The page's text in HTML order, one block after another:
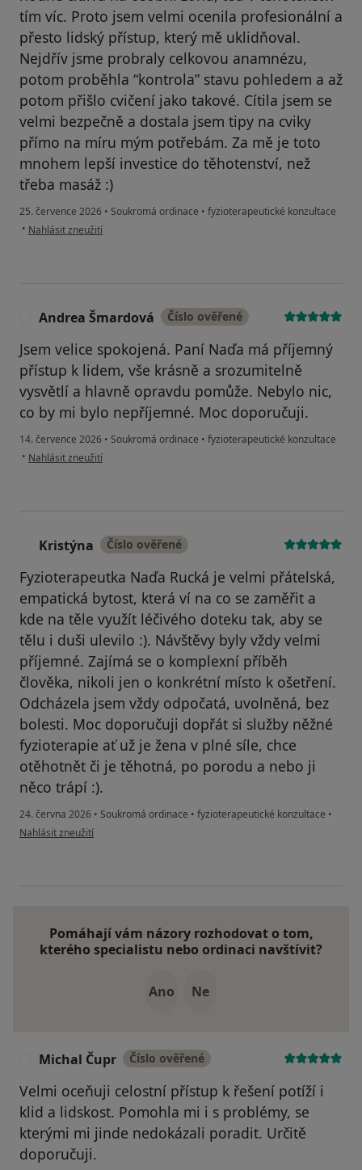
tím víc. Proto jsem velmi ocenila profesionální a
přesto lidský přístup, který mě uklidňoval.
Nejdřív jsme probraly celkovou anamnézu,
potom proběhla “kontrola” stavu pohledem a až
potom přišlo cvičení jako takové. Cítila jsem se
velmi bezpečně a dostala jsem tipy na cviky
přímo na míru mým potřebám. Za mě je toto
mnohem lepší investice do těhotenství, než
třeba masáž :)
25. července 2026 • Soukromá ordinace • fyzioterapeutické konzultace
• podle názoru uživatele A.S.
Nahlásit zneužití
Andrea Šmardová Číslo ověřené
Jsem velice spokojená. Paní Naďa má příjemný
přístup k lidem, vše krásně a srozumitelně
vysvětlí a hlavně opravdu pomůže. Nebylo nic,
co by mi bylo nepříjemné. Moc doporučuji.
14. července 2026 • Soukromá ordinace • fyzioterapeutické konzultace
• podle názoru uživatele Andrea Šmardová
Nahlásit zneužití
Kristýna Číslo ověřené
Fyzioterapeutka Naďa Rucká je velmi přátelská,
empatická bytost, která ví na co se zaměřit a
kde na těle využít léčivého doteku tak, aby se
tělu i duši ulevilo :). Návštěvy byly vždy velmi
příjemné. Zajímá se o komplexní příběh
člověka, nikoli jen o konkrétní místo k ošetření.
Odcházela jsem vždy odpočatá, uvolněná, bez
bolesti. Moc doporučuji dopřát si služby něžné
fyzioterapie ať už je žena v plné síle, chce
otěhotnět či je těhotná, po porodu a nebo ji
něco trápí :).
24. června 2026 • Soukromá ordinace • fyzioterapeutické konzultace •
podle názoru uživatele Kristýna
Nahlásit zneužití
Pomáhají vám názory rozhodovat o tom,
kterého specialistu nebo ordinaci navštívit?
Ano Ne
Michal Čupr Číslo ověřené
Velmi oceňuji celostní přístup k řešení potíží i
klid a lidskost. Pomohla mi i s problémy, se
kterými mi jinde nedokázali poradit. Určitě
doporučuji.